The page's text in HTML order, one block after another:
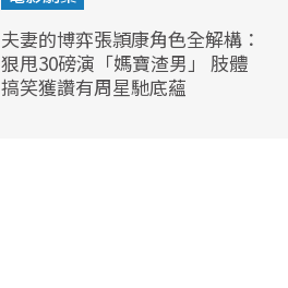
夫妻的博弈張頴康角色全解構：
狠甩30磅演「媽寶渣男」 肢體
搞笑獲讚有周星馳底蘊